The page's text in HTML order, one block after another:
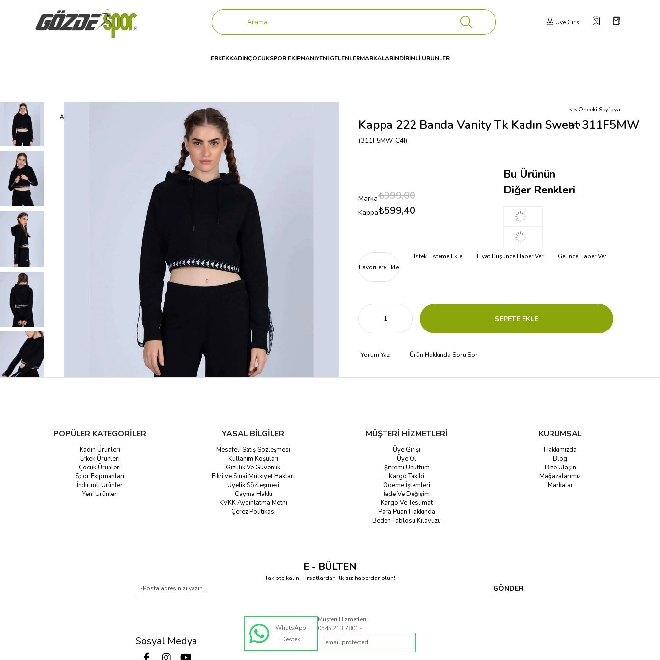
Üye Girişi
ERKEKKADINÇOCUKSPOR EKİPMANIYENİ GELENLERMARKALARİNDİRİMLİ ÜRÜNLER
Anasayfa Kappa 222 Banda Vanity Tk Kadın Sweat 311F5MW
< < Önceki Sayfaya
Dön
Kappa 222 Banda Vanity Tk Kadın Sweat 311F5MW
(311F5MW-C4I)
Marka
:
Kappa
₺999,00
₺599,40
Bu Ürünün
Diğer Renkleri
Favorilere Ekle
İstek Listeme Ekle Fiyat Düşünce Haber Ver Gelince Haber Ver
Yorum Yaz Ürün Hakkında Soru Sor
POPÜLER KATEGORİLER
Kadın Ürünleri
Erkek Ürünleri
Çocuk Ürünleri
Spor Ekipmanları
İndirimli Ürünler
Yeni Ürünler
YASAL BİLGİLER
Mesafeli Satış Sözleşmesi
Kullanım Koşuları
Gizlilik Ve Güvenlik
Fikri ve Sınai Mülkiyet Hakları
Üyelik Sözleşmesi
Cayma Hakkı
KVKK Aydınlatma Metni
Çerez Politikası
MÜŞTERİ HİZMETLERİ
Üye Girişi
Üye Ol
Şifremi Unuttum
Kargo Takibi
Ödeme İşlemleri
İade Ve Değişim
Kargo Ve Teslimat
Para Puan Hakkında
Beden Tablosu Kılavuzu
KURUMSAL
Hakkımızda
Blog
Bize Ulaşın
Mağazalarımız
Markalar
E - BÜLTEN
Takipte kalın. Fırsatlardan ilk siz haberdar olun!
GÖNDER
Sosyal Medya
WhatsApp
Destek
Müşteri Hizmetleri
0545 213 7801 -
[email protected]